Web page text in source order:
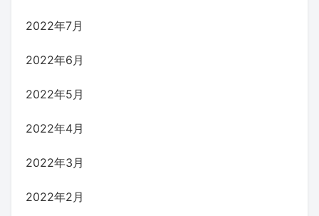
2022年7月
2022年6月
2022年5月
2022年4月
2022年3月
2022年2月